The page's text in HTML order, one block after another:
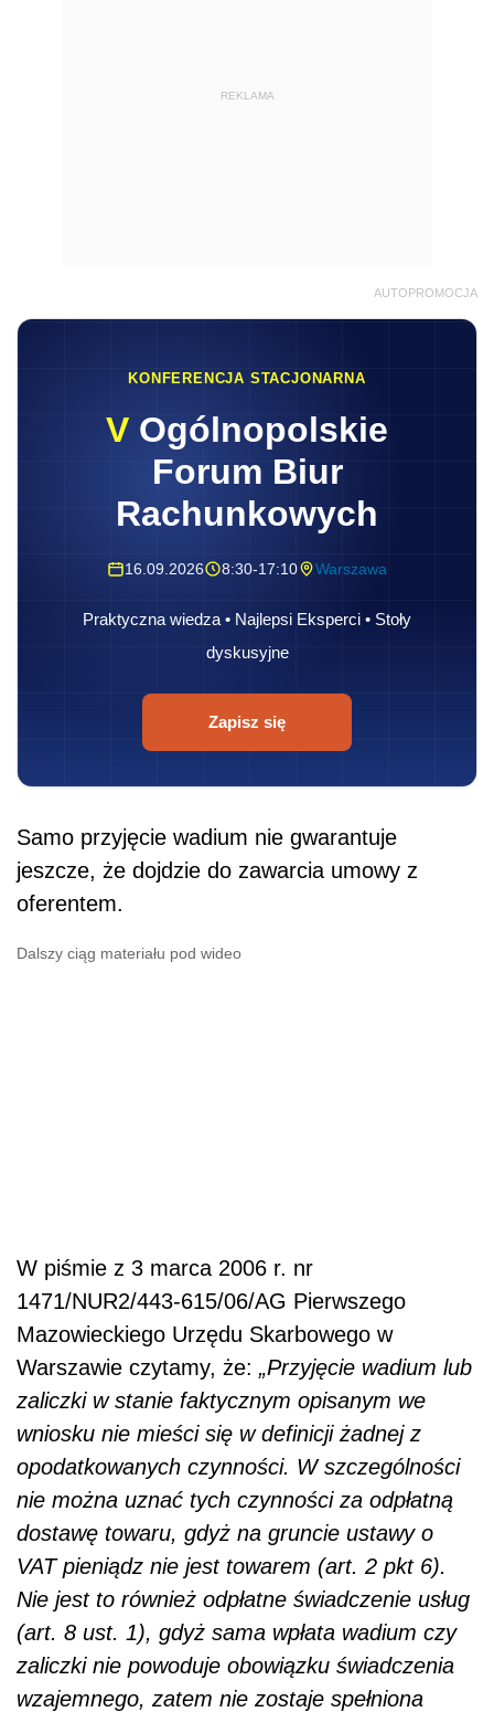
REKLAMA
AUTOPROMOCJA
KONFERENCJA STACJONARNA
V Ogólnopolskie
Forum Biur
Rachunkowych
16.09.2026 8:30-17:10 Warszawa
Praktyczna wiedza • Najlepsi Eksperci • Stoły
dyskusyjne
Zapisz się
Samo przyjęcie wadium nie gwarantuje
jeszcze, że dojdzie do zawarcia umowy z
oferentem.
Dalszy ciąg materiału pod wideo
W piśmie z 3 marca 2006 r. nr
1471/NUR2/443-615/06/AG Pierwszego
Mazowieckiego Urzędu Skarbowego w
Warszawie czytamy, że: „Przyjęcie wadium lub
zaliczki w stanie faktycznym opisanym we
wniosku nie mieści się w definicji żadnej z
opodatkowanych czynności. W szczególności
nie można uznać tych czynności za odpłatną
dostawę towaru, gdyż na gruncie ustawy o
VAT pieniądz nie jest towarem (art. 2 pkt 6).
Nie jest to również odpłatne świadczenie usług
(art. 8 ust. 1), gdyż sama wpłata wadium czy
zaliczki nie powoduje obowiązku świadczenia
wzajemnego, zatem nie zostaje spełniona